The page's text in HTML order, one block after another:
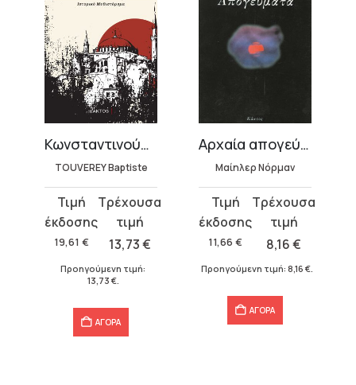
Κωνσταντινούπολη
TOUVEREY Baptiste
19,61 €
Original
price
was:
13,73€
τρέχουσα
τιμή
13,73 €.
Προηγούμενη τιμή:
13,73 €.
ΑΓΟΡΑ
Αρχαία απογεύματα
Μαίηλερ Νόρμαν
11,66 €
Original
price
was:
11,66 €.
8,16€
τρέχουσα
τιμή
Προηγούμενη τιμή: 8,16 €
ΑΓΟΡΑ